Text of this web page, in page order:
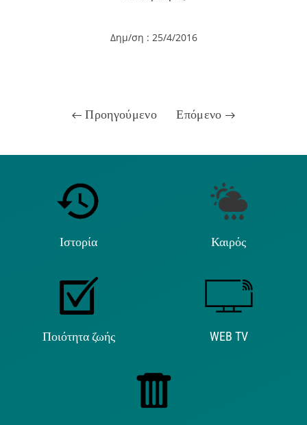
Δημ/ση : 25/4/2016
Προηγούμενο Επόμενο
Ιστορία Καιρός
Ποιότητα ζωής WEB TV